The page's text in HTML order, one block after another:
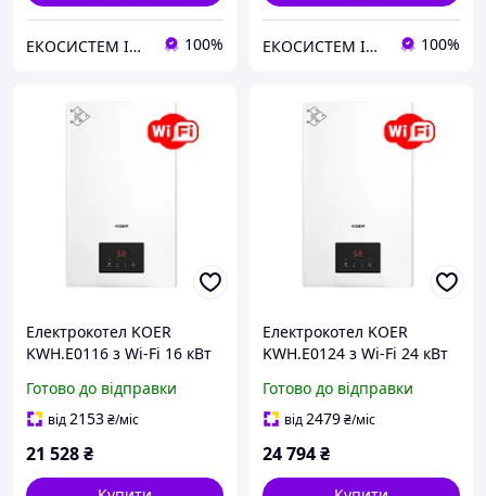
ЕКОСИСТЕМ ІНЖИНІРИНГ ТОВ 100% ЕКОСИСТЕМ ІНЖИНІРИНГ ТОВ 100%
Електрокотел KOER
KWH.E0116 з Wi-Fi 16 кВт
Готово до відправки
від2153₴/міс
21 528₴
Електрокотел KOER
KWH.E0124 з Wi-Fi 24 кВт
Готово до відправки
від2479₴/міс
24 794₴